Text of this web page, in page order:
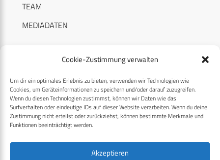
Cookie-Zustimmung verwalten
Um dir ein optimales Erlebnis zu bieten, verwenden wir Technologien wie
Cookies, um Geräteinformationen zu speichern und/oder darauf zuzugreifen.
Wenn du diesen Technologien zustimmst, können wir Daten wie das
Surfverhalten oder eindeutige IDs auf dieser Website verarbeiten. Wenn du deine
Zustimmung nicht erteilst oder zurückziehst, können bestimmte Merkmale und
Funktionen beeinträchtigt werden.
Akzeptieren
TEAM
MEDIADATEN
RECHTLICHES
Datenschutzerklärung
Cookie-Richtlinie (EU)